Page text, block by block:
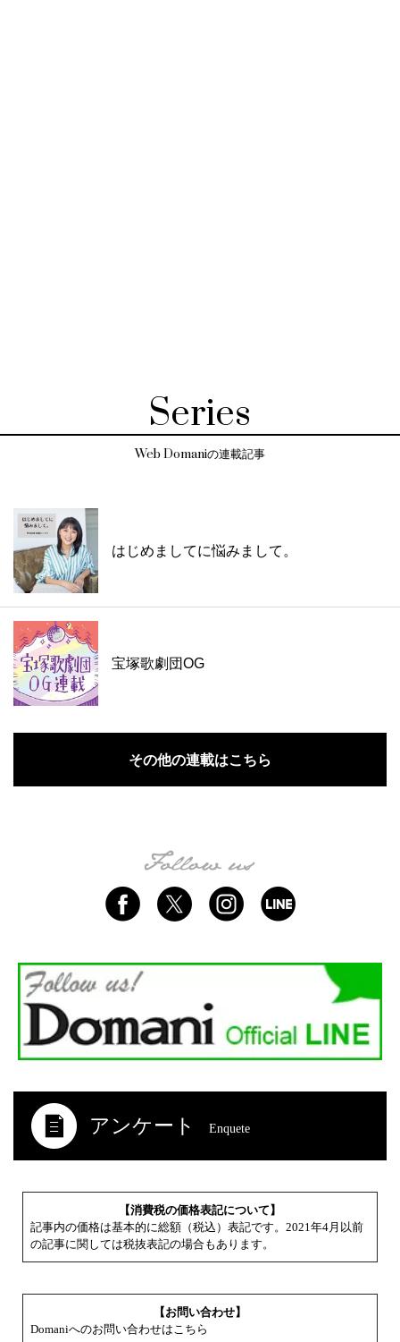
Series
Web Domaniの連載記事
はじめましてに悩みまして。
宝塚歌劇団OG
その他の連載はこちら
アンケート Enquete
【消費税の価格表記について】
記事内の価格は基本的に総額（税込）表記です。2021年4月以前
の記事に関しては税抜表記の場合もあります。
【お問い合わせ】
Domaniへのお問い合わせはこちら